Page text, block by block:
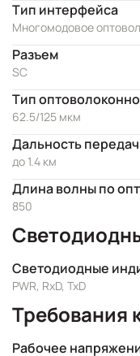
Тип интерфейса
Многомодовое
Разъем
SC
Тип
62.5/125 мкм
Дальность
до 1.4 км
Длина волны по
850
Светодиодные
PWR, RxD, TxD
Требования
Рабочее